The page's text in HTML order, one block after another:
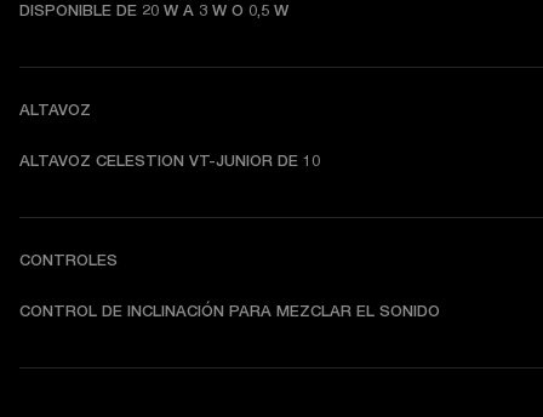
DISPONIBLE DE 20 W A 3 W O 0,5 W
ALTAVOZ
ALTAVOZ CELESTION VT-JUNIOR DE 10
CONTROLES
CONTROL DE INCLINACIÓN PARA MEZCLAR EL SONIDO